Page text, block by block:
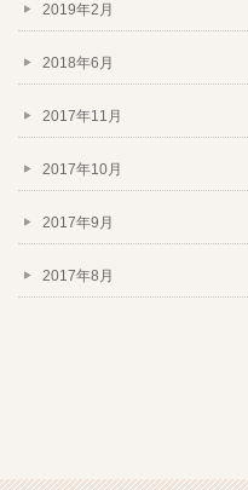
2019年2月
2018年6月
2017年11月
2017年10月
2017年9月
2017年8月